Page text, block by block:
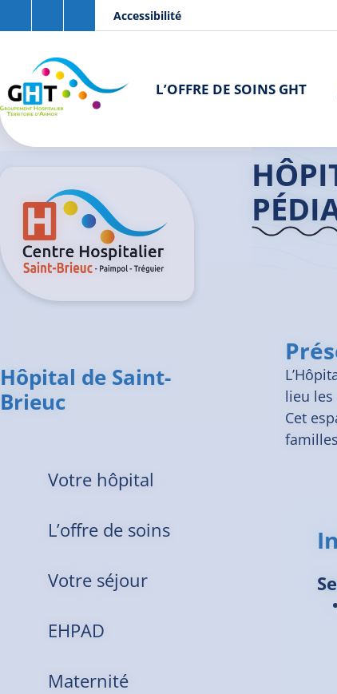
Aller au contenu principal
Accessibilité
L’OFFRE DE SOINS GHT
Hôpital de Saint-
Brieuc
Votre hôpital
L’offre de soins
Votre séjour
EHPAD
Maternité
Accueil
lieu
Cet
Panneau de gestion des cookies